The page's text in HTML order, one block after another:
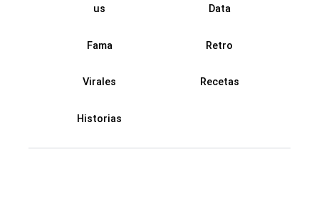
us Data
Fama Retro
Virales Recetas
Historias